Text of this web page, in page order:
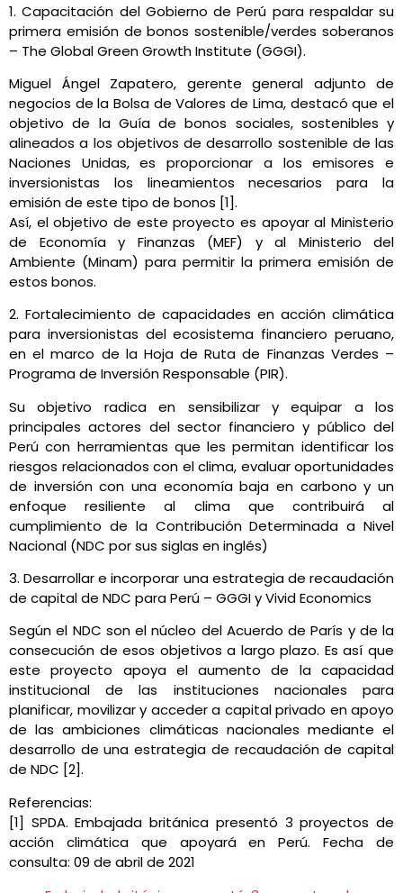
1. Capacitación del Gobierno de Perú para respaldar su
primera emisión de bonos sostenible/verdes soberanos
– The Global Green Growth Institute (GGGI).
Miguel Ángel Zapatero, gerente general adjunto de
negocios de la Bolsa de Valores de Lima, destacó que el
objetivo de la Guía de bonos sociales, sostenibles y
alineados a los objetivos de desarrollo sostenible de las
Naciones Unidas, es proporcionar a los emisores e
inversionistas los lineamientos necesarios para la
emisión de este tipo de bonos [1].
Así, el objetivo de este proyecto es apoyar al Ministerio
de Economía y Finanzas (MEF) y al Ministerio del
Ambiente (Minam) para permitir la primera emisión de
estos bonos.
2. Fortalecimiento de capacidades en acción climática
para inversionistas del ecosistema financiero peruano,
en el marco de la Hoja de Ruta de Finanzas Verdes –
Programa de Inversión Responsable (PIR).
Su objetivo radica en sensibilizar y equipar a los
principales actores del sector financiero y público del
Perú con herramientas que les permitan identificar los
riesgos relacionados con el clima, evaluar oportunidades
de inversión con una economía baja en carbono y un
enfoque resiliente al clima que contribuirá al
cumplimiento de la Contribución Determinada a Nivel
Nacional (NDC por sus siglas en inglés)
3. Desarrollar e incorporar una estrategia de recaudación
de capital de NDC para Perú – GGGI y Vivid Economics
Según el NDC son el núcleo del Acuerdo de París y de la
consecución de esos objetivos a largo plazo. Es así que
este proyecto apoya el aumento de la capacidad
institucional de las instituciones nacionales para
planificar, movilizar y acceder a capital privado en apoyo
de las ambiciones climáticas nacionales mediante el
desarrollo de una estrategia de recaudación de capital
de NDC [2].
Referencias:
[1] SPDA. Embajada británica presentó 3 proyectos de
acción climática que apoyará en Perú. Fecha de
consulta: 09 de abril de 2021